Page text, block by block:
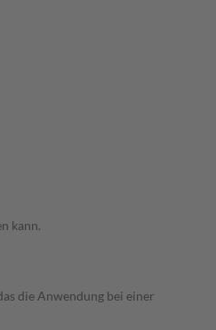
kann.
die Anwendung bei einer